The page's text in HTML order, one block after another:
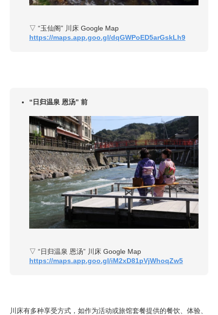
▽ “玉仙阁” 川床 Google Map
https://maps.app.goo.gl/dqGWPoED5arGskLh9
“日归温泉 恩汤” 前
▽ “日归温泉 恩汤” 川床 Google Map
https://maps.app.goo.gl/iM2xD81pVjWhoqZw5
川床有多种享受方式，如作为活动或旅馆套餐提供的餐饮、体验、